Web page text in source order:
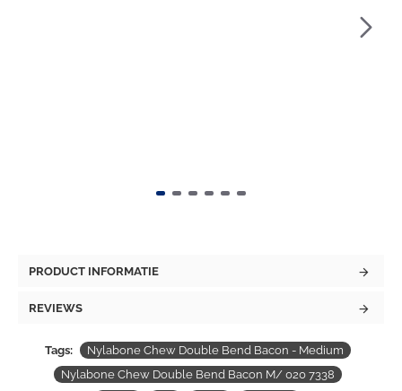
PRODUCT INFORMATIE
REVIEWS
Tags:
Nylabone Chew Double Bend Bacon - Medium
Nylabone Chew Double Bend Bacon M/ 020 7338